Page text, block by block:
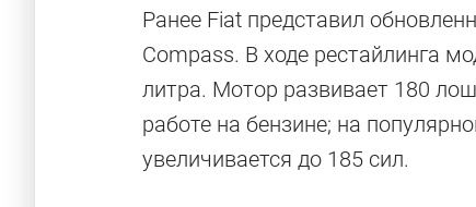
Ранее Fiat представил
Compass. В ходе рестайлинга
литра. Мотор развивает 180
работе на бензине; на
увеличивается до 185 сил.